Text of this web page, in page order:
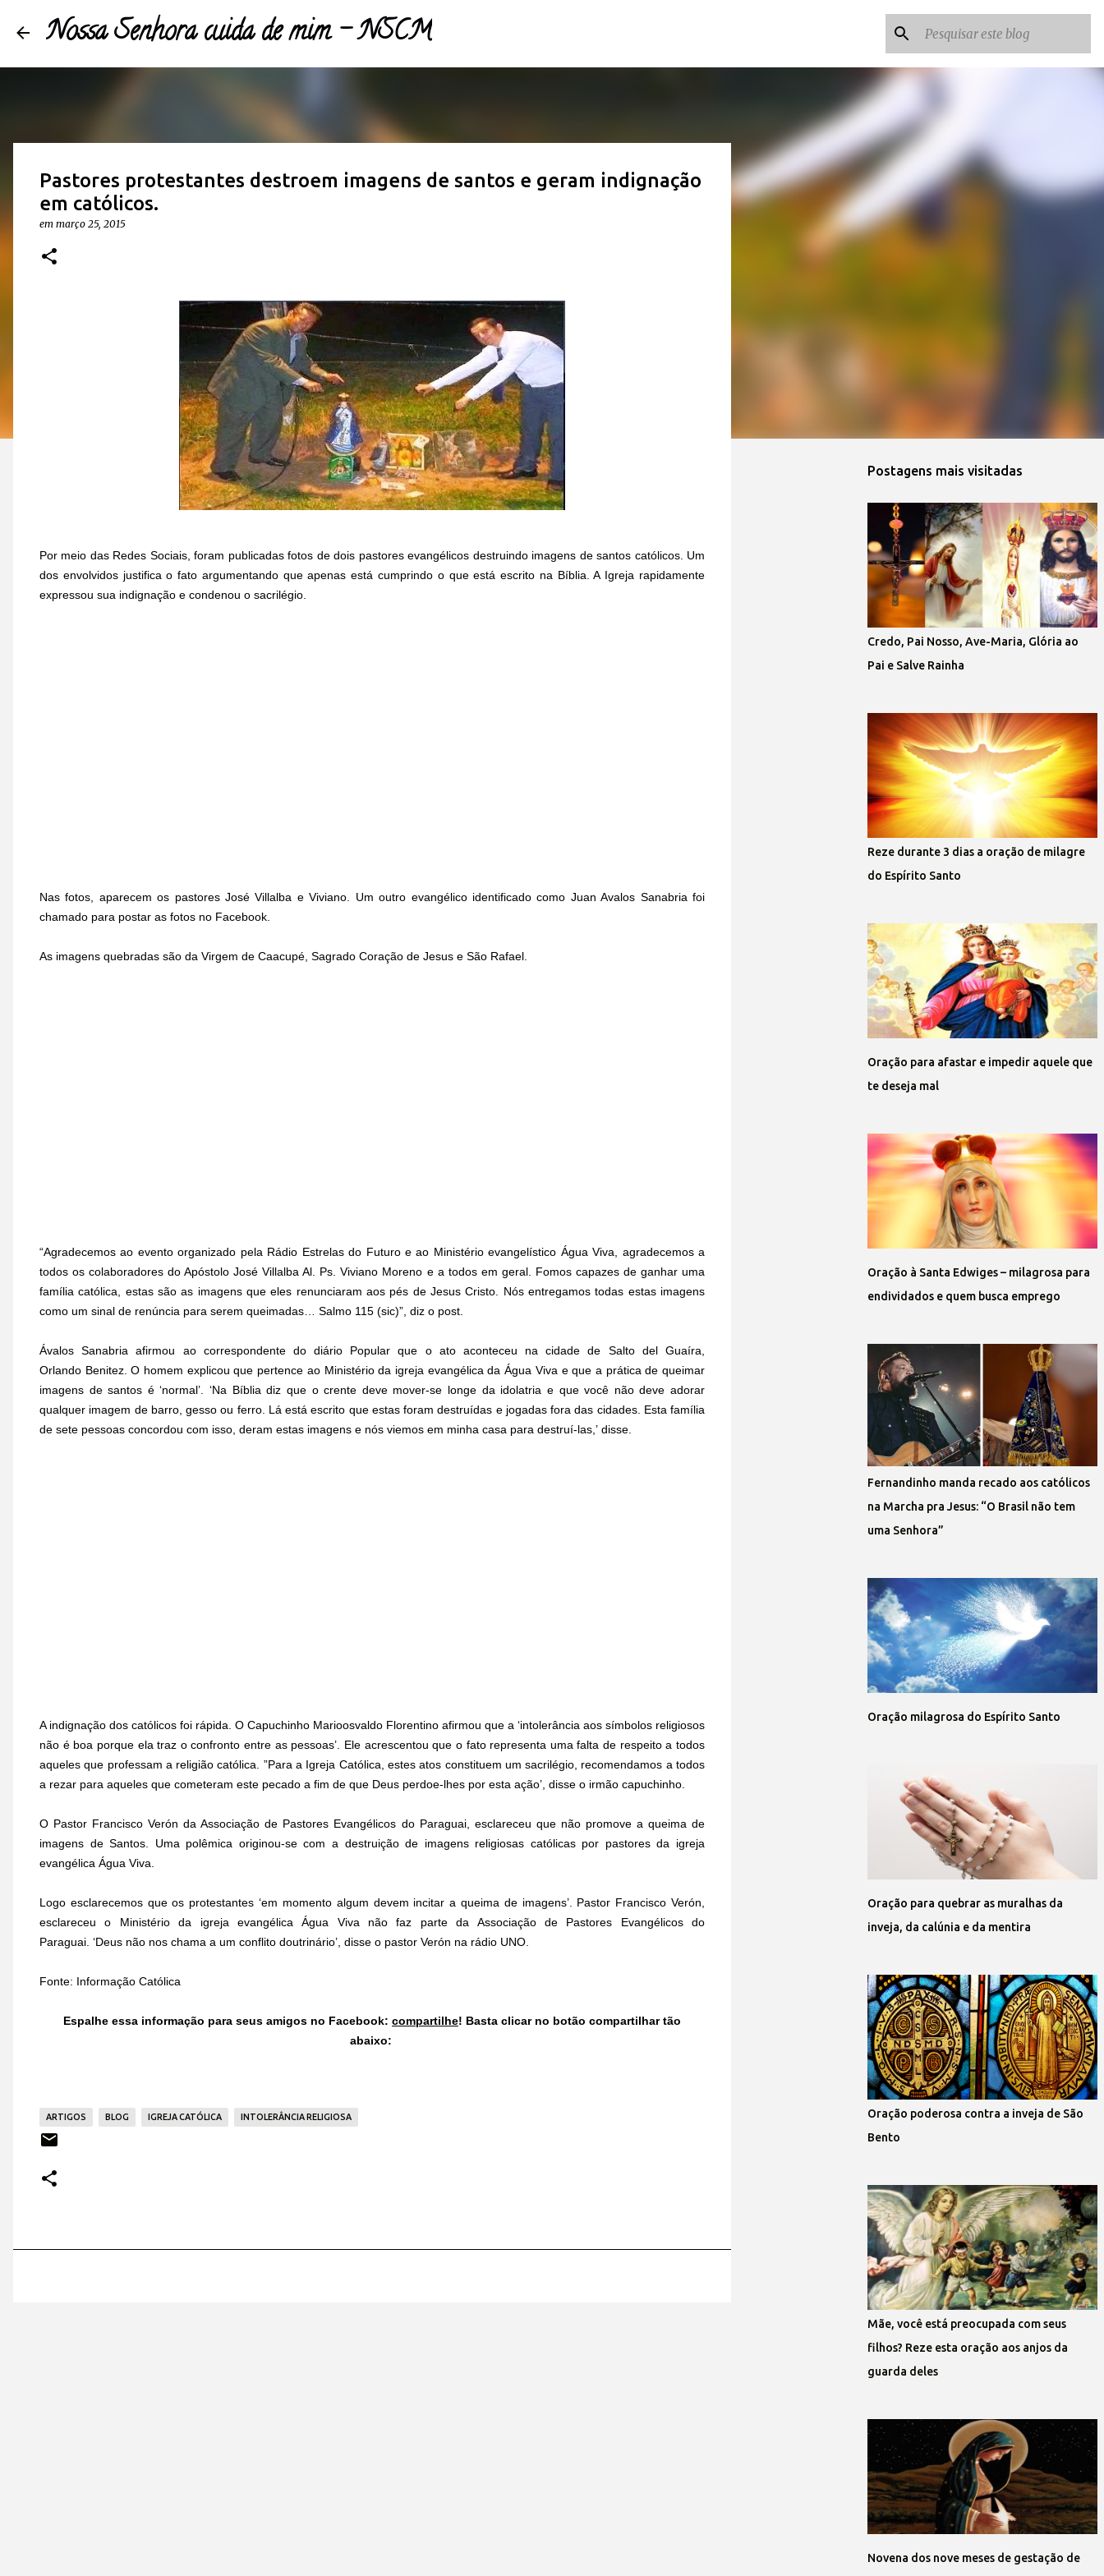
Nossa Senhora cuida de mim - NSCM
Pastores protestantes destroem imagens de santos e geram indignação
em católicos.
em março 25, 2015
Por meio das Redes Sociais, foram publicadas fotos de dois pastores evangélicos destruindo imagens de santos católicos. Um
dos envolvidos justifica o fato argumentando que apenas está cumprindo o que está escrito na Bíblia. A Igreja rapidamente
expressou sua indignação e condenou o sacrilégio.
Nas fotos, aparecem os pastores José Villalba e Viviano. Um outro evangélico identificado como Juan Avalos Sanabria foi
chamado para postar as fotos no Facebook.
As imagens quebradas são da Virgem de Caacupé, Sagrado Coração de Jesus e São Rafael.
“Agradecemos ao evento organizado pela Rádio Estrelas do Futuro e ao Ministério evangelístico Água Viva, agradecemos a
todos os colaboradores do Apóstolo José Villalba Al. Ps. Viviano Moreno e a todos em geral. Fomos capazes de ganhar uma
família católica, estas são as imagens que eles renunciaram aos pés de Jesus Cristo. Nós entregamos todas estas imagens
como um sinal de renúncia para serem queimadas… Salmo 115 (sic)”, diz o post.
Ávalos Sanabria afirmou ao correspondente do diário Popular que o ato aconteceu na cidade de Salto del Guaíra,
Orlando Benitez. O homem explicou que pertence ao Ministério da igreja evangélica da Água Viva e que a prática de queimar
imagens de santos é ‘normal’. ‘Na Bíblia diz que o crente deve mover-se longe da idolatria e que você não deve adorar
qualquer imagem de barro, gesso ou ferro. Lá está escrito que estas foram destruídas e jogadas fora das cidades. Esta família
de sete pessoas concordou com isso, deram estas imagens e nós viemos em minha casa para destruí-las,’ disse.
A indignação dos católicos foi rápida. O Capuchinho Marioosvaldo Florentino afirmou que a ‘intolerância aos símbolos religiosos
não é boa porque ela traz o confronto entre as pessoas’. Ele acrescentou que o fato representa uma falta de respeito a todos
aqueles que professam a religião católica. ”Para a Igreja Católica, estes atos constituem um sacrilégio, recomendamos a todos
a rezar para aqueles que cometeram este pecado a fim de que Deus perdoe-lhes por esta ação’, disse o irmão capuchinho.
O Pastor Francisco Verón da Associação de Pastores Evangélicos do Paraguai, esclareceu que não promove a queima de
imagens de Santos. Uma polêmica originou-se com a destruição de imagens religiosas católicas por pastores da igreja
evangélica Água Viva.
Logo esclarecemos que os protestantes ‘em momento algum devem incitar a queima de imagens’. Pastor Francisco Verón,
esclareceu o Ministério da igreja evangélica Água Viva não faz parte da Associação de Pastores Evangélicos do
Paraguai. ‘Deus não nos chama a um conflito doutrinário’, disse o pastor Verón na rádio UNO.
Fonte: Informação Católica
Espalhe essa informação para seus amigos no Facebook: compartilhe! Basta clicar no botão compartilhar tão
abaixo:
ARTIGOS BLOG IGREJA CATÓLICA INTOLERÂNCIA RELIGIOSA
Postagens mais visitadas
Credo, Pai Nosso, Ave-Maria, Glória ao
Pai e Salve Rainha
Reze durante 3 dias a oração de milagre
do Espírito Santo
Oração para afastar e impedir aquele que
te deseja mal
Oração à Santa Edwiges – milagrosa para
endividados e quem busca emprego
Fernandinho manda recado aos católicos
na Marcha pra Jesus: “O Brasil não tem
uma Senhora”
Oração milagrosa do Espírito Santo
Oração para quebrar as muralhas da
inveja, da calúnia e da mentira
Oração poderosa contra a inveja de São
Bento
Mãe, você está preocupada com seus
filhos? Reze esta oração aos anjos da
guarda deles
Novena dos nove meses de gestação de